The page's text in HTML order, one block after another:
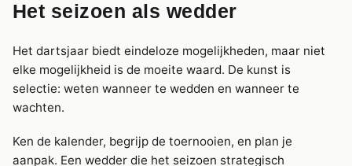
Het seizoen als wedder
Het dartsjaar biedt eindeloze mogelijkheden, maar niet
elke mogelijkheid is de moeite waard. De kunst is
selectie: weten wanneer te wedden en wanneer te
wachten.
Ken de kalender, begrijp de toernooien, en plan je
aanpak. Een wedder die het seizoen strategisch